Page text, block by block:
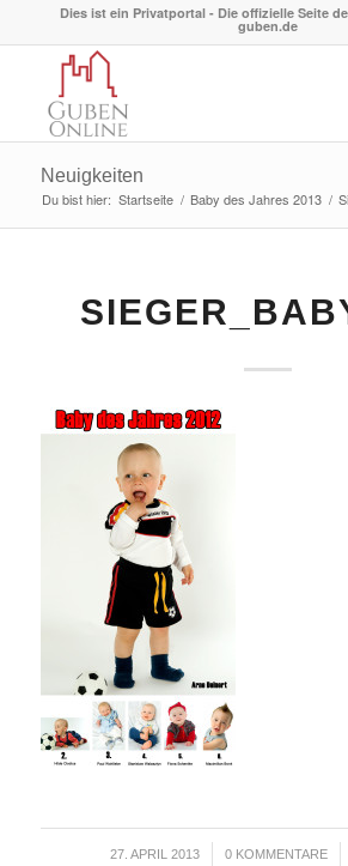
Dies ist ein Privatportal - Die offizielle Seite
guben.de
Neuigkeiten
Du bist hier: Startseite / Baby des Jahres 2013 /
27. APRIL 2013
/ 0 KOMMENTARE
/